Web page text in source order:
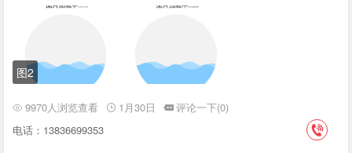
图2
9970人浏览查看 1月30日
评论一下(0)
电话：13836699353